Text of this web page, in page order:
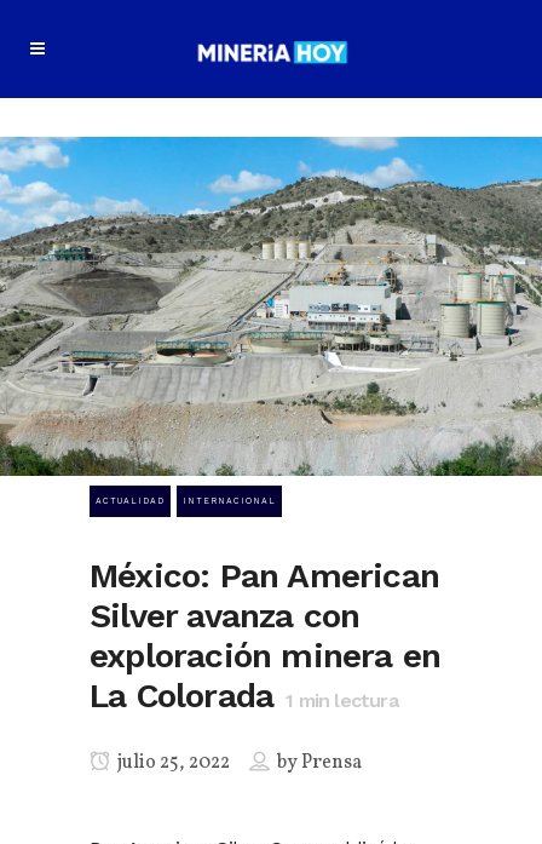
ACTUALIDAD INTERNACIONAL
México: Pan American
Silver avanza con
exploración minera en
La Colorada 1 min lectura
julio 25, 2022 byPrensa